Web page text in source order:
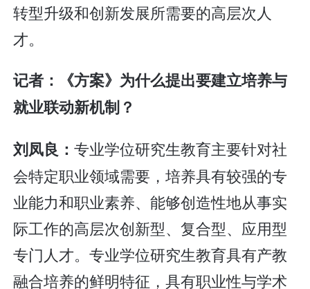
转型升级和创新发展所需要的高层次人
才。
记者：《方案》为什么提出要建立培养与
就业联动新机制？
刘凤良：专业学位研究生教育主要针对社
会特定职业领域需要，培养具有较强的专
业能力和职业素养、能够创造性地从事实
际工作的高层次创新型、复合型、应用型
专门人才。专业学位研究生教育具有产教
融合培养的鲜明特征，具有职业性与学术